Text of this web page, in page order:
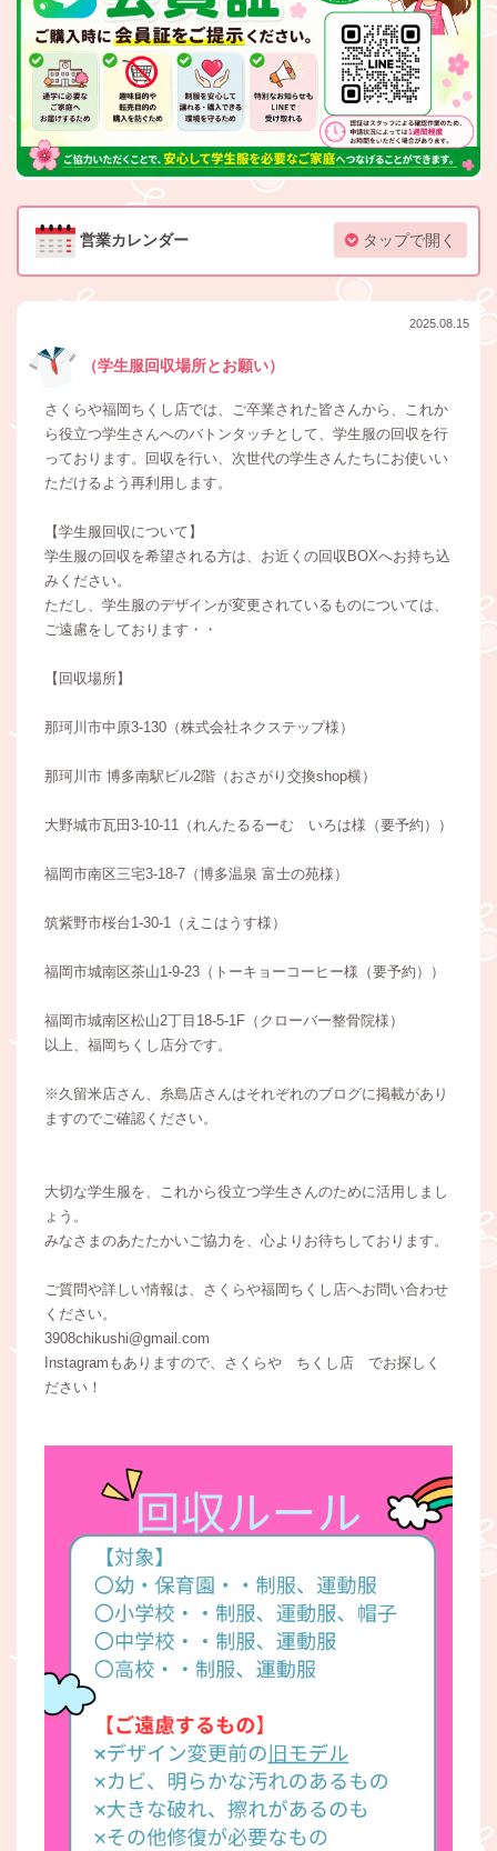
営業カレンダー タップで開く
2025.08.15
（学生服回収場所とお願い）
さくらや福岡ちくし店では、ご卒業された皆さんから、これか
ら役立つ学生さんへのバトンタッチとして、学生服の回収を行
っております。回収を行い、次世代の学生さんたちにお使いい
ただけるよう再利用します。
【学生服回収について】
学生服の回収を希望される方は、お近くの回収BOXへお持ち込
みください。
ただし、学生服のデザインが変更されているものについては、
ご遠慮をしております・・
【回収場所】
那珂川市中原3-130（株式会社ネクステップ様）
那珂川市 博多南駅ビル2階（おさがり交換shop横）
大野城市瓦田3-10-11（れんたるるーむ いろは様（要予約））
福岡市南区三宅3-18-7（博多温泉 富士の苑様）
筑紫野市桜台1-30-1（えこはうす様）
福岡市城南区茶山1-9-23（トーキョーコーヒー様（要予約））
福岡市城南区松山2丁目18-5-1F（クローバー整骨院様）
以上、福岡ちくし店分です。
※久留米店さん、糸島店さんはそれぞれのブログに掲載があり
ますのでご確認ください。
大切な学生服を、これから役立つ学生さんのために活用しまし
ょう。
みなさまのあたたかいご協力を、心よりお待ちしております。
ご質問や詳しい情報は、さくらや福岡ちくし店へお問い合わせ
ください。
3908chikushi@gmail.com
Instagramもありますので、さくらや ちくし店 でお探しく
ださい！